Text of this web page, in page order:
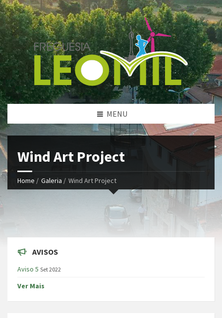
MENU
Wind Art Project
Home / Galeria / Wind Art Project
AVISOS
Aviso 5 Set 2022
Ver Mais